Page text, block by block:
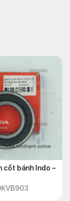
và cần thay mới,
TP.HCM
cốt bánh Indo –